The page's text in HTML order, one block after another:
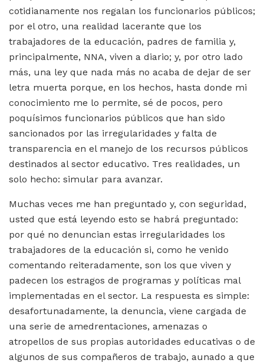
cotidianamente nos regalan los funcionarios públicos;
por el otro, una realidad lacerante que los
trabajadores de la educación, padres de familia y,
principalmente, NNA, viven a diario; y, por otro lado
más, una ley que nada más no acaba de dejar de ser
letra muerta porque, en los hechos, hasta donde mi
conocimiento me lo permite, sé de pocos, pero
poquísimos funcionarios públicos que han sido
sancionados por las irregularidades y falta de
transparencia en el manejo de los recursos públicos
destinados al sector educativo. Tres realidades, un
solo hecho: simular para avanzar.
Muchas veces me han preguntado y, con seguridad,
usted que está leyendo esto se habrá preguntado:
por qué no denuncian estas irregularidades los
trabajadores de la educación si, como he venido
comentando reiteradamente, son los que viven y
padecen los estragos de programas y políticas mal
implementadas en el sector. La respuesta es simple:
desafortunadamente, la denuncia, viene cargada de
una serie de amedrentaciones, amenazas o
atropellos de sus propias autoridades educativas o de
algunos de sus compañeros de trabajo, aunado a que